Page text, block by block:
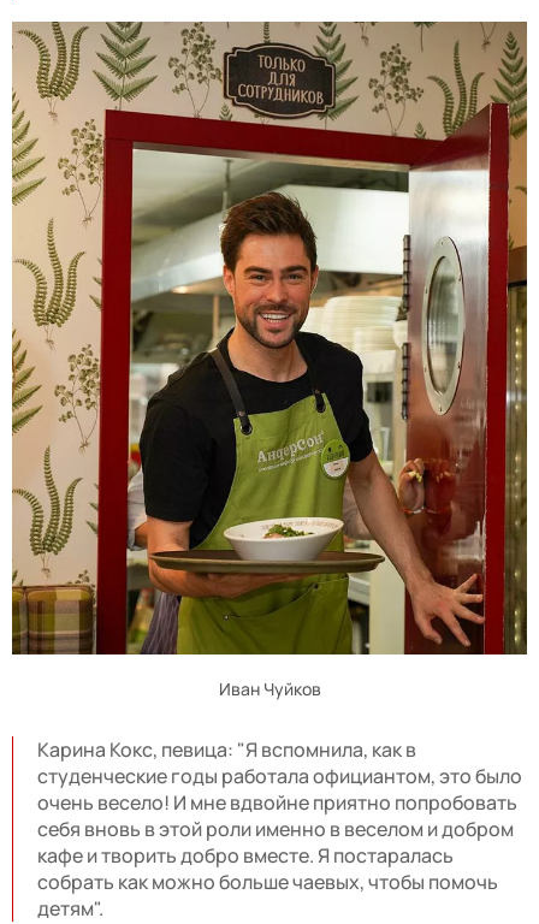
Иван Чуйков
Карина Кокс, певица: "Я вспомнила, как в
студенческие годы работала официантом, это было
очень весело! И мне вдвойне приятно попробовать
себя вновь в этой роли именно в веселом и добром
кафе и творить добро вместе. Я постаралась
собрать как можно больше чаевых, чтобы помочь
детям".